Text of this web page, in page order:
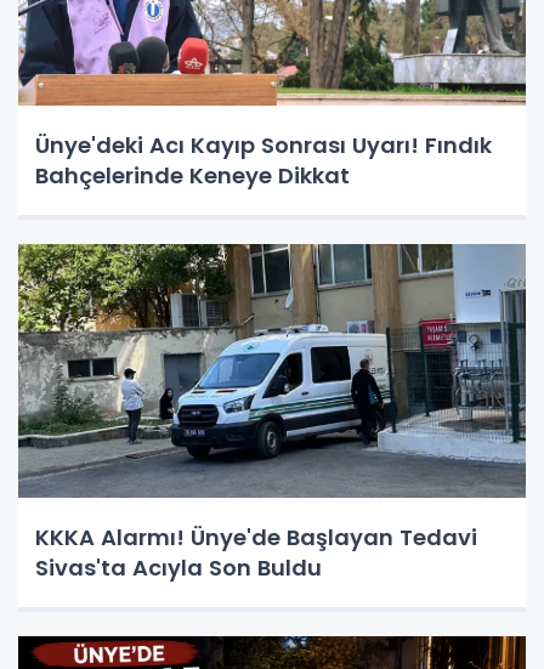
Ünye'deki Acı Kayıp Sonrası Uyarı! Fındık
Bahçelerinde Keneye Dikkat
KKKA Alarmı! Ünye'de Başlayan Tedavi
Sivas'ta Acıyla Son Buldu